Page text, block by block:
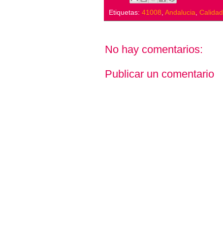
Etiquetas: 41008 Andalucia Calidad
No hay comentarios:
Publicar un comentario